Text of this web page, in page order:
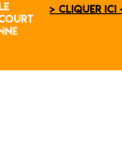
> CLIQUER ICI